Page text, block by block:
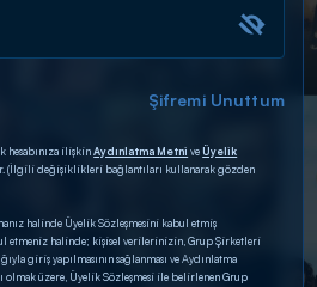
Şifremi Unuttum
hesabınıza ilişkinAydınlatma Metni veÜyelik
(İlgili değişiklikleri bağlantıları kullanarak gözden
halinde Üyelik Sözleşmesini kabul etmiş
etmeniz halinde; kişisel verilerinizin, Grup Şirketleri
giriş yapılmasının sağlanması ve Aydınlatma
olmak üzere, Üyelik Sözleşmesi ile belirlenen Grup